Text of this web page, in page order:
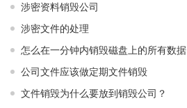
涉密资料销毁公司
涉密文件的处理
怎么在一分钟内销毁磁盘上的所有数据
公司文件应该做定期文件销毁
文件销毁为什么要放到销毁公司？